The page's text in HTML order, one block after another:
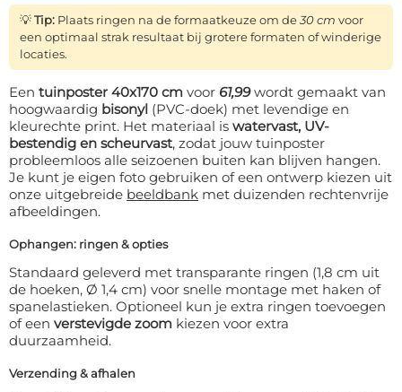
💡Tip: Plaats ringen na de formaatkeuze om de30 cm voor
een optimaal strak resultaat bij grotere formaten of winderige
locaties.
Een tuinposter 40x170 cm voor 61,99wordt gemaakt van
hoogwaardig bisonyl (PVC-doek) met levendige en
kleurechte print. Het materiaal is watervast, UV-
bestendig en scheurvast, zodat jouw tuinposter
probleemloos alle seizoenen buiten kan blijven hangen.
Je kunt je eigen foto gebruiken of een ontwerp kiezen uit
onze uitgebreide beeldbank met duizenden rechtenvrije
afbeeldingen.
Ophangen: ringen & opties
Standaard geleverd met transparante ringen (1,8 cm uit
de hoeken, Ø 1,4 cm) voor snelle montage met haken of
spanelastieken. Optioneel kun je extra ringen toevoegen
of een verstevigde zoom kiezen voor extra
duurzaamheid.
Verzending & afhalen